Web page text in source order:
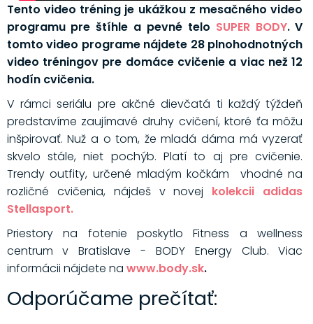
Tento video tréning je ukážkou z mesačného video
programu pre štíhle a pevné telo SUPER BODY. V
tomto video programe nájdete 28 plnohodnotných
video tréningov pre domáce cvičenie a viac než 12
hodín cvičenia.
V rámci seriálu pre akčné dievčatá ti každý týždeň
predstavíme zaujímavé druhy cvičení, ktoré ťa môžu
inšpirovať. Nuž a o tom, že mladá dáma má vyzerať
skvelo stále, niet pochýb. Platí to aj pre cvičenie.
Trendy outfity, určené mladým kočkám vhodné na
rozličné cvičenia, nájdeš v novej kolekcii adidas
Stellasport.
Priestory na fotenie poskytlo Fitness a wellness
centrum v Bratislave - BODY Energy Club. Viac
informácii nájdete na www.body.sk.
Odporúčame prečítať: